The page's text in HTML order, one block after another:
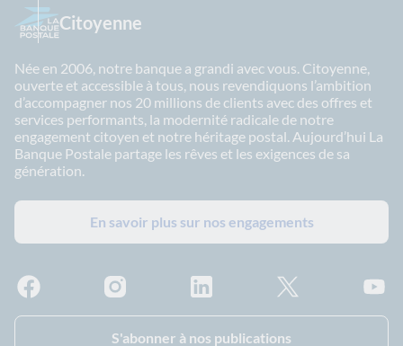
Citoyenne
Née en 2006, notre banque a grandi avec vous. Citoyenne,
ouverte et accessible à tous, nous revendiquons l’ambition
d’accompagner nos 20 millions de clients avec des offres et
services performants, la modernité radicale de notre
engagement citoyen et notre héritage postal. Aujourd’hui La
Banque Postale partage les rêves et les exigences de sa
génération.
En savoir plus sur nos engagements
S'abonner à nos publications